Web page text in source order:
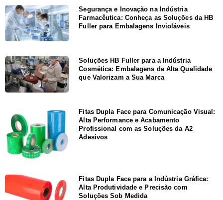
Segurança e Inovação na Indústria
Farmacêutica: Conheça as Soluções da HB
Fuller para Embalagens Invioláveis
Soluções HB Fuller para a Indústria
Cosmética: Embalagens de Alta Qualidade
que Valorizam a Sua Marca
Fitas Dupla Face para Comunicação Visual:
Alta Performance e Acabamento
Profissional com as Soluções da A2
Adesivos
Fitas Dupla Face para a Indústria Gráfica:
Alta Produtividade e Precisão com
Soluções Sob Medida